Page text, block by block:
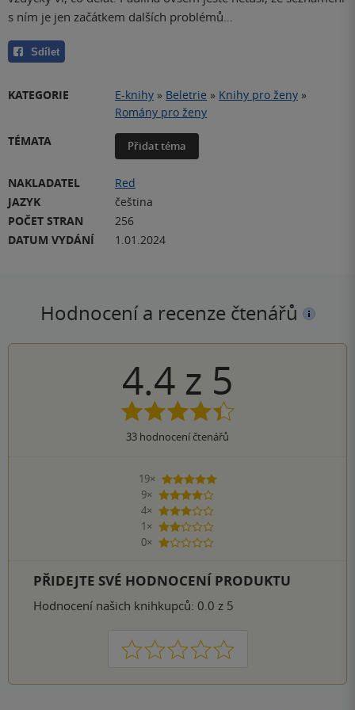
s ním je jen začátkem dalších problémů…
Sdílet
KATEGORIE E-knihy » Beletrie » Knihy pro ženy »
Romány pro ženy
TÉMATA
Přidat téma
NAKLADATEL
Red
JAZYK
čeština
POČET STRAN
256
DATUM VYDÁNÍ
1.01.2024
Hodnocení a recenze čtenářů
4.4 z 5
33 hodnocení čtenářů
19×
5 hvězdiček
9×
4 hvězdičky
4×
3 hvězdičky
1×
2 hvězdičky
0×
1 hvezdička
PŘIDEJTE SVÉ HODNOCENÍ PRODUKTU
Hodnocení našich knihkupců: 0.0 z 5
1 2 3 4 5